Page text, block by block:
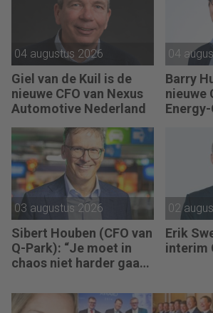
04 augustus 2026
Giel van de Kuil is de
nieuwe CFO van Nexus
Automotive Nederland
04
Barry
nieuwe
03 augustus 2026
Sibert Houben (CFO van
Q-Park): “Je moet in
chaos niet harder gaan
naar de fundamenten.”
02
Erik
interim